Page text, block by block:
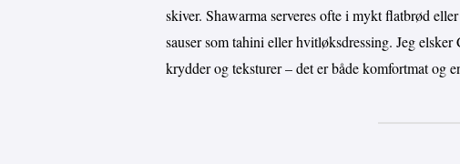
skiver. Shawarma serveres ofte i mykt flatbrød
sauser som tahini eller hvitløksdressing. Jeg
krydder og teksturer – det er både komfortmat og